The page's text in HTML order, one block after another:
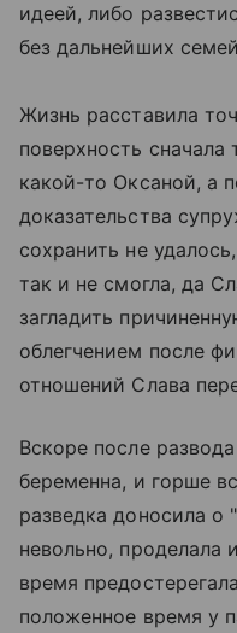
идеей, либо
без дальнейших
Жизнь расставила
поверхность
какой-то Оксаной, а
доказательства
сохранить не
так и не смогла, да
загладить
облегчением после
отношений Слава
Вскоре после
беременна, и горше
разведка доносила о
невольно, проделала
время
положенное время у